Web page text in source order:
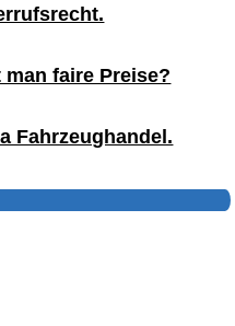
faire Preise?
Fahrzeughandel.